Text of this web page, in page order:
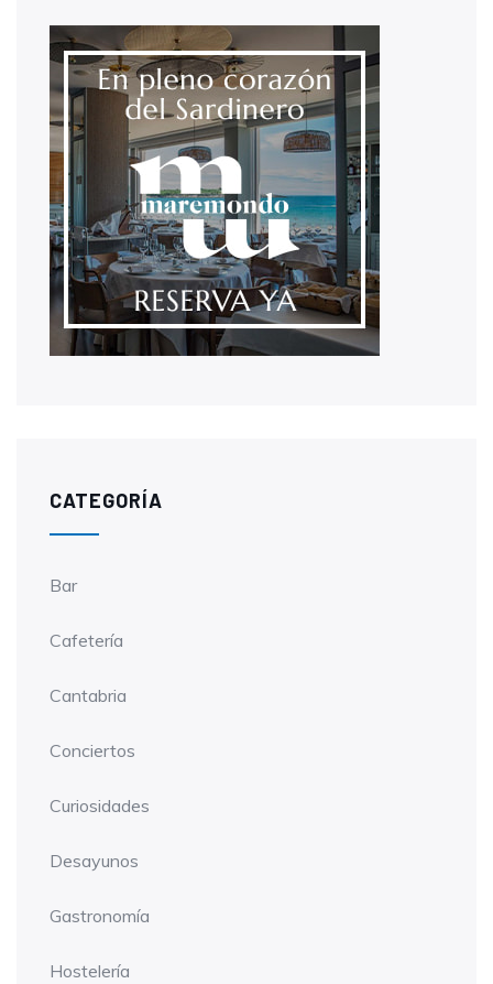
CATEGORÍA
Bar
Cafetería
Cantabria
Conciertos
Curiosidades
Desayunos
Gastronomía
Hostelería